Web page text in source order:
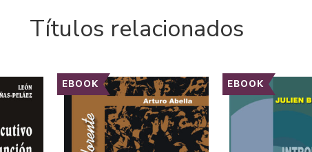
Títulos relacionados
EBOOK EBOOK